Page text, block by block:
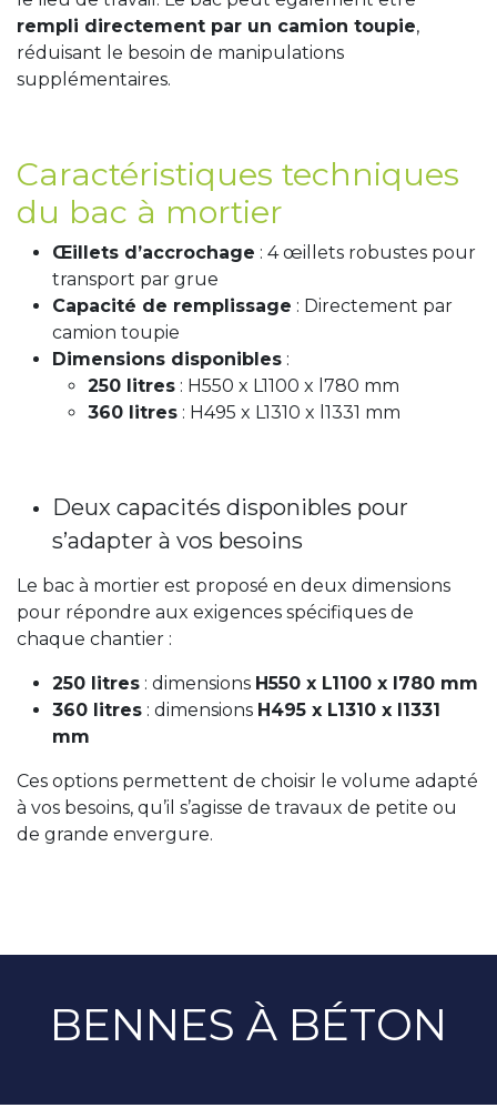
rempli directement par un camion toupie,
réduisant le besoin de manipulations
supplémentaires.
Caractéristiques techniques
du bac à mortier
Œillets d’accrochage : 4 œillets robustes pour
transport par grue
Capacité de remplissage : Directement par
camion toupie
Dimensions disponibles :
250 litres : H550 x L1100 x l780 mm
360 litres : H495 x L1310 x l1331 mm
Deux capacités disponibles pour
s’adapter à vos besoins
Le bac à mortier est proposé en deux dimensions
pour répondre aux exigences spécifiques de
chaque chantier :
250 litres : dimensions H550 x L1100 x l780 mm
360 litres : dimensions H495 x L1310 x l1331
mm
Ces options permettent de choisir le volume adapté
à vos besoins, qu’il s’agisse de travaux de petite ou
de grande envergure.
BENNES À BÉTON